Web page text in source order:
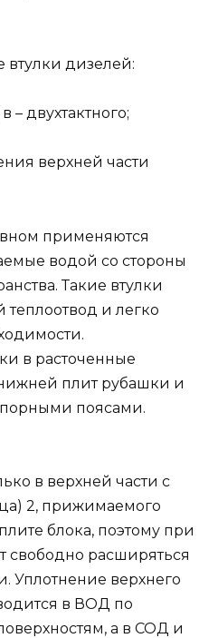
дизелей:
– двухтактного;
верхней части
применяются
водой со стороны
Такие втулки
и легко
в расточенные
плит рубашки и
поясами.
в верхней части с
2, прижимаемого
блока, поэтому при
свободно расширяться
Уплотнение верхнего
в ВОД по
а в СОД и